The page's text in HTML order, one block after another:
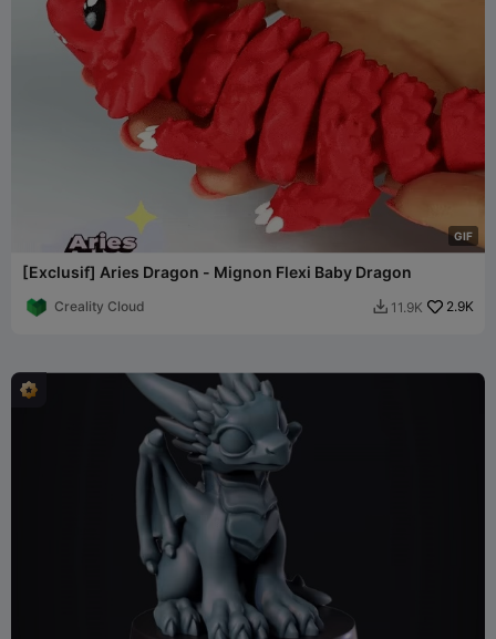
GIF
[Exclusif] Aries Dragon - Mignon Flexi Baby Dragon
Creality Cloud  11.9K 2.9K